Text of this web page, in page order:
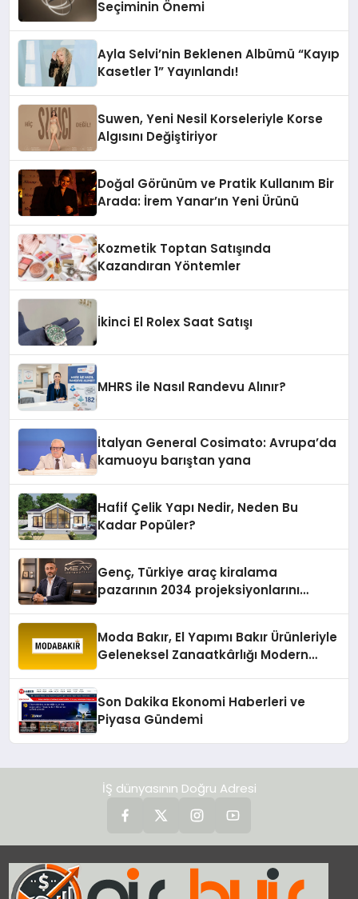
Seçiminin Önemi
Ayla Selvi’nin Beklenen Albümü “Kayıp
Kasetler 1” Yayınlandı!
Suwen, Yeni Nesil Korseleriyle Korse
Algısını Değiştiriyor
Doğal Görünüm ve Pratik Kullanım Bir
Arada: İrem Yanar’ın Yeni Ürünü
Kozmetik Toptan Satışında
Kazandıran Yöntemler
İkinci El Rolex Saat Satışı
MHRS ile Nasıl Randevu Alınır?
İtalyan General Cosimato: Avrupa’da
kamuoyu barıştan yana
Hafif Çelik Yapı Nedir, Neden Bu
Kadar Popüler?
Genç, Türkiye araç kiralama
pazarının 2034 projeksiyonlarını
Moda Bakır, El Yapımı Bakır Ürünleriyle
Geleneksel Zanaatkârlığı Modern
Son Dakika Ekonomi Haberleri ve
Piyasa Gündemi
İŞ dünyasının Doğru Adresi